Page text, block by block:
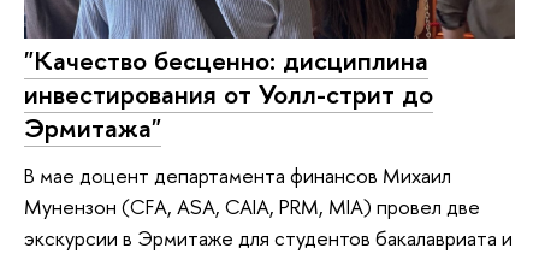
"Качество бесценно: дисциплина
инвестирования от Уолл-стрит до
Эрмитажа"
В мае доцент департамента финансов Михаил
Мунензон (CFA, ASA, CAIA, PRM, MIA) провел две
экскурсии в Эрмитаже для студентов бакалавриата и